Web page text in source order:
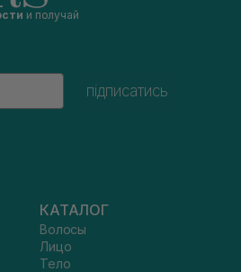
и получай
підписатись
КАТАЛОГ
Волосы
Лицо
Тело